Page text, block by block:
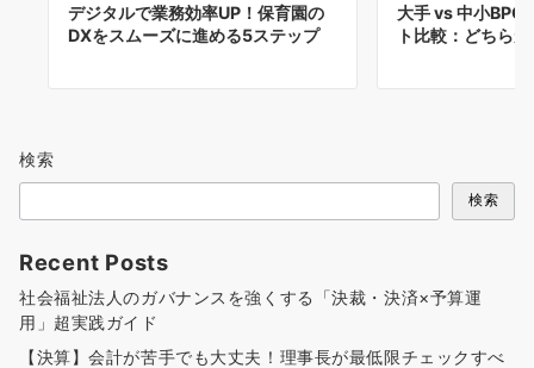
デジタルで業務効率UP！保育園の
DXをスムーズに進める5ステップ
大手 vs 中小BPO
ト比較：どちら
検索
検索
Recent Posts
社会福祉法人のガバナンスを強くする「決裁・決済×予算運
用」超実践ガイド
【決算】会計が苦手でも大丈夫！理事長が最低限チェックすべ